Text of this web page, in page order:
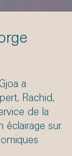
a
Rachid,
de la
éclairage sur